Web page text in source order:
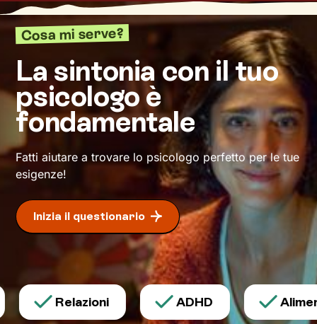
ristrutturare quelle modalità di pensiero e
azione che finora ti hanno limitato. Io resterò al
tuo fianco per spronarti e sostenerti, e
cammineremo insieme verso la meta: il tuo
benessere.
Cosa mi serve?
La sintonia con il tuo
psicologo è
fondamentale
Fatti aiutare a trovare lo psicologo perfetto per le tue
esigenze!
Inizia il questionario
Relazioni ADHD